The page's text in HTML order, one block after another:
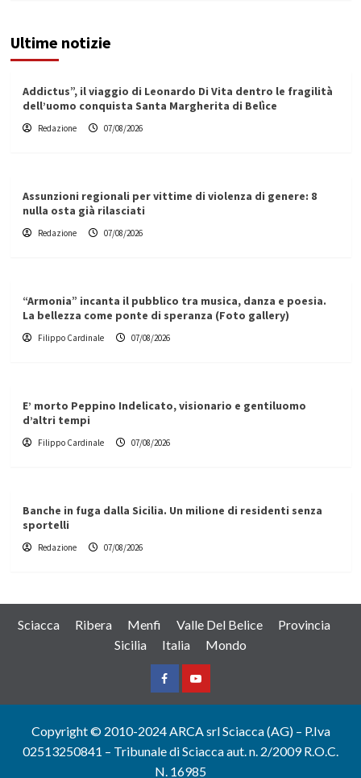
Ultime notizie
Addictus”, il viaggio di Leonardo Di Vita dentro le fragilità
dell’uomo conquista Santa Margherita di Belìce
Redazione 07/08/2026
Assunzioni regionali per vittime di violenza di genere: 8
nulla osta già rilasciati
Redazione 07/08/2026
“Armonia” incanta il pubblico tra musica, danza e poesia.
La bellezza come ponte di speranza (Foto gallery)
Filippo Cardinale 07/08/2026
E’ morto Peppino Indelicato, visionario e gentiluomo
d’altri tempi
Filippo Cardinale 07/08/2026
Banche in fuga dalla Sicilia. Un milione di residenti senza
sportelli
Redazione 07/08/2026
Sciacca Ribera Menfi Valle Del Belice
Provincia
Sicilia
Italia Mondo
FacebookYountube
Copyright © 2010-2024 ARCA srl Sciacca (AG) – P.Iva
02513250841 – Tribunale di Sciacca aut. n. 2/2009 R.O.C.
N. 16985